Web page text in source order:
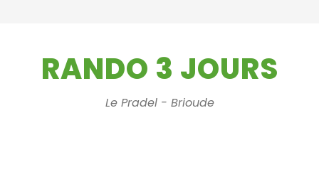
RANDO 3 JOURS
Le Pradel - Brioude